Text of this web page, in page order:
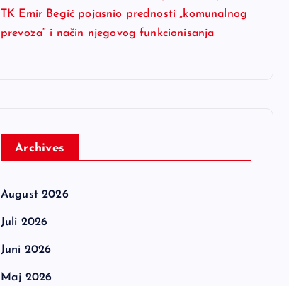
TK Emir Begić pojasnio prednosti „komunalnog
prevoza“ i način njegovog funkcionisanja
Archives
August 2026
Juli 2026
Juni 2026
Maj 2026